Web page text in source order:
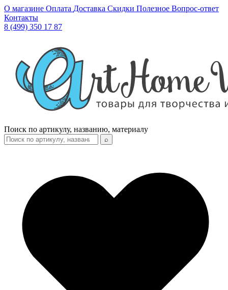
О магазине Оплата Доставка Скидки Полезное Вопрос-ответ
Контакты
8 (499) 350 17 87
Поиск по артикулу, названию, материалу
⌕